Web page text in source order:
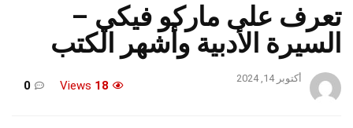
تعرف على ماركو فيكي –
السيرة الأدبية وأشهر الكتب
أكتوبر 14, 2024
18
0